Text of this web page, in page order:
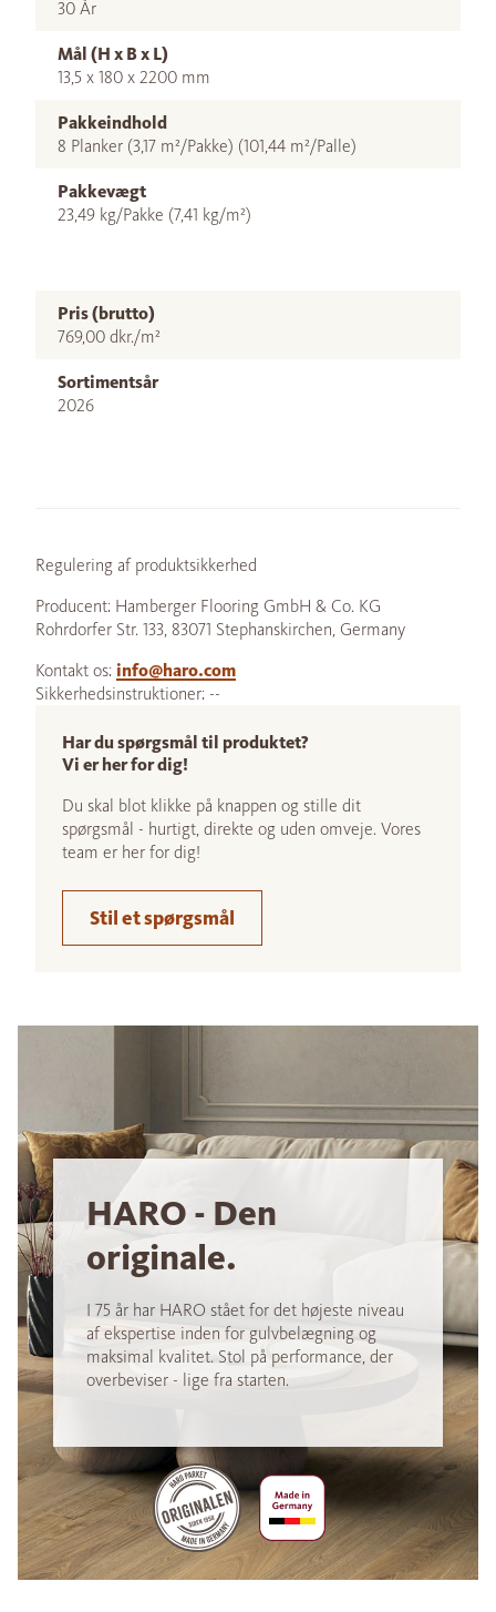
30 År
Mål (H x B x L)
13,5 x 180 x 2200 mm
Pakkeindhold
8 Planker (3,17 m²/Pakke) (101,44 m²/Palle)
Pakkevægt
23,49 kg/Pakke (7,41 kg/m²)
Pris (brutto)
769,00 dkr./m²
Sortimentsår
2026
Regulering af produktsikkerhed
Producent: Hamberger Flooring GmbH & Co. KG
Rohrdorfer Str. 133, 83071 Stephanskirchen, Germany
Kontakt os: info@haro.com
Sikkerhedsinstruktioner: --
Har du spørgsmål til produktet?
Vi er her for dig!
Du skal blot klikke på knappen og stille dit
spørgsmål - hurtigt, direkte og uden omveje. Vores
team er her for dig!
Stil et spørgsmål
HARO - Den
originale.
I 75 år har HARO stået for det højeste niveau
af ekspertise inden for gulvbelægning og
maksimal kvalitet. Stol på performance, der
overbeviser - lige fra starten.